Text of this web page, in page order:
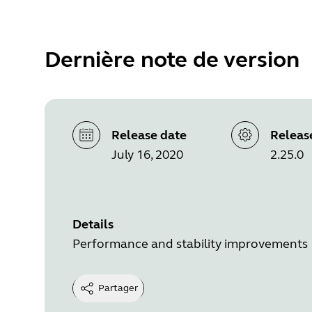
Dernière note de version
Release date
July 16, 2020
2.25.0
Details
Performance and stability improvements
Partager